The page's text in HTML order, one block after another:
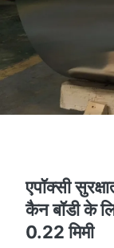
एपॉक्सी
कैन बॉडी के
0.22 मिमी